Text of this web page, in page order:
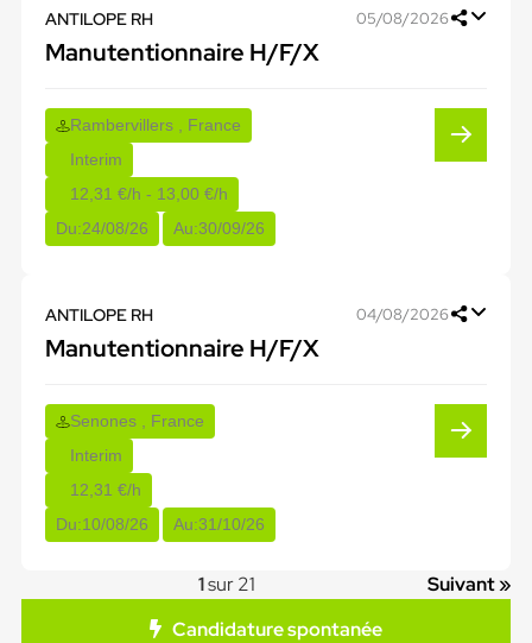
ANTILOPE RH 05/08/2026
Manutentionnaire H/F/X
Rambervillers , France
Interim
12,31 €/h - 13,00 €/h
Du:24/08/26 Au:30/09/26
ANTILOPE RH 04/08/2026
Manutentionnaire H/F/X
Senones , France
Interim
12,31 €/h
Du:10/08/26 Au:31/10/26
1sur 21
Suivant »
Candidature spontanée